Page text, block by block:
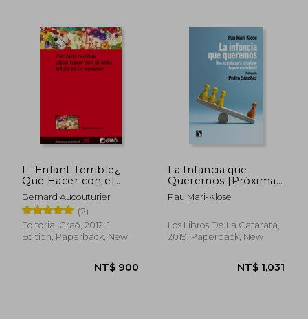
NT$
L´Enfant Terrible¿
Qué Hacer con el
Niño Difícil en la
Escuela? (in Spanish)
Bernard Aucouturier
(2)
Editorial Graó, 2012, 1
Edition, Paperback, New
La Infancia que
Queremos [Próxima
Aparición] (in
Spanish)
Pau Mari-Klose
Los Libros De La Catarata,
2019, Paperback, New